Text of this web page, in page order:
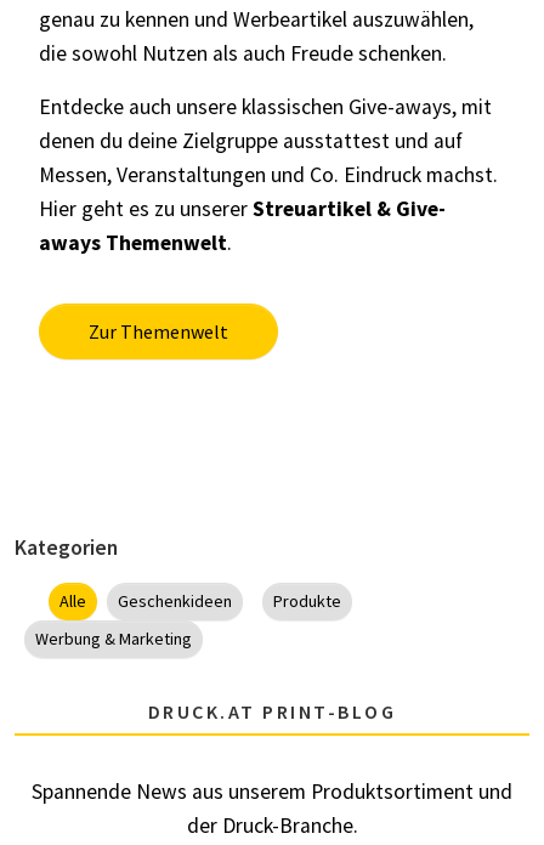
genau zu kennen und Werbeartikel auszuwählen,
die sowohl Nutzen als auch Freude schenken.
Entdecke auch unsere klassischen Give-aways, mit
denen du deine Zielgruppe ausstattest und auf
Messen, Veranstaltungen und Co. Eindruck machst.
Hier geht es zu unsererStreuartikel & Give-
aways Themenwelt.
Zur Themenwelt
Kategorien
Alle Geschenkideen
Produkte
Werbung & Marketing
DRUCK.AT PRINT-BLOG
Spannende News aus unserem Produktsortiment und
der Druck-Branche.